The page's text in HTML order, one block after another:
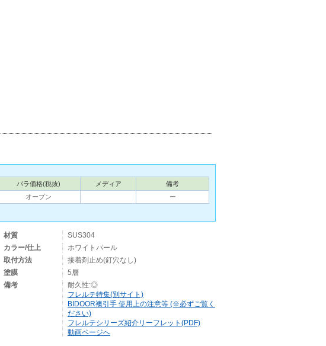
バラ価格(税抜) メディア
備考
オープン
ー
材質
SUS304
カラー/仕上
ホワイトパール
取付方法
接着剤止め(釘穴なし)
塗膜
5層
備考
耐久性:◎
フレルテ特集(別サイト)
BIDOOR襖引手 使用上の注意等 (※必ずご覧く
ださい)
フレルテシリーズ紹介リーフレット(PDF)
動画ページへ